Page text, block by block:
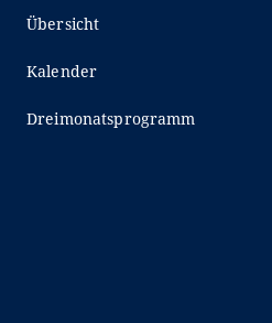
Übersicht
Kalender
Dreimonatsprogramm